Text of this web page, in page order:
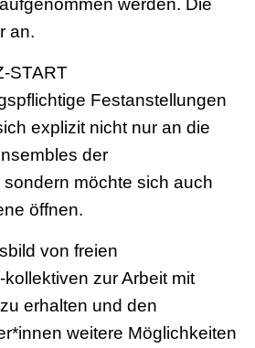
werden. Die
an.
START
Festanstellungen
explizit nicht nur an die
der
sondern möchte sich auch
öffnen.
von freien
zur Arbeit mit
erhalten und den
weitere Möglichkeiten